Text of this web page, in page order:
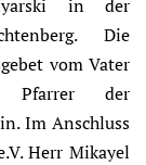
in der
Die
vom Vater
Pfarrer der
Im Anschluss
Herr Mikayel